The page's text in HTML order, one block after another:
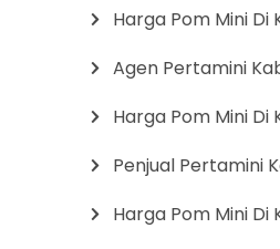
Harga Pom Mini
Agen Pertamini
Harga Pom Mini Di
Penjual Pertamini
Harga Pom Mini